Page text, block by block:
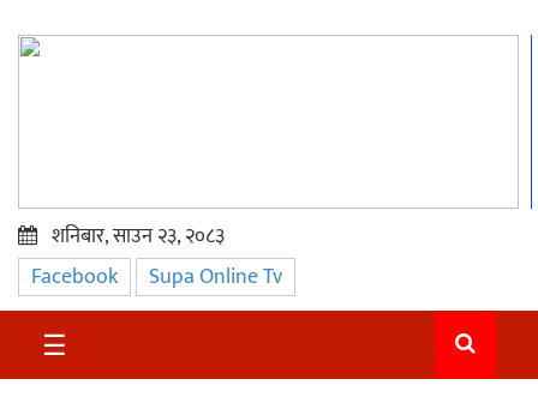
प्रमुख
समाचार
सुदुर
शनिबार, साउन २३, २०८३
Facebook Supa Online Tv
☰